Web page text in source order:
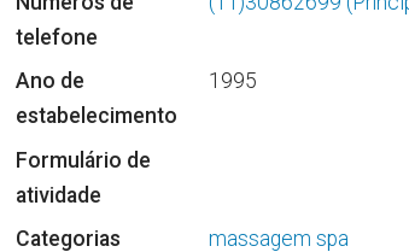
telefone
Ano de
estabelecimento
1995
Formulário de
atividade
Categorias
massagem spa